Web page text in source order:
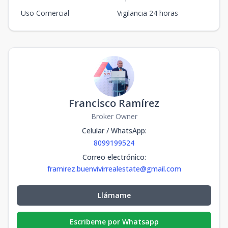
Uso Comercial
Vigilancia 24 horas
Francisco Ramírez
Broker Owner
Celular / WhatsApp:
8099199524
Correo electrónico:
framirez.buenvivirrealestate@gmail.com
Llámame
Escribeme por Whatsapp